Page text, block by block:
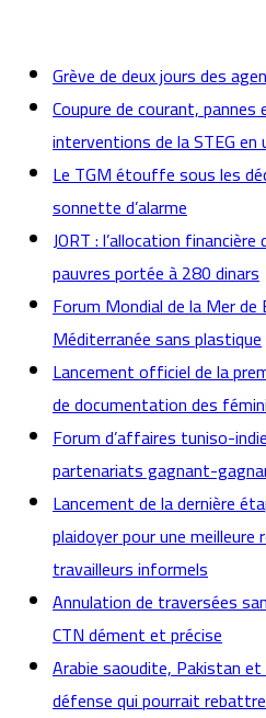
Grève de deux jours des
Coupure de courant,
interventions de la STEG en
Le TGM étouffe sous les
sonnette d’alarme
JORT : l’allocation
pauvres portée à 280 dinars
Forum Mondial de la Mer
Méditerranée sans plastique
Lancement officiel de la
de documentation des
Forum d’affaires tuniso-
partenariats gagnant-
Lancement de la dernière
plaidoyer pour une
travailleurs informels
Annulation de traversées
CTN dément et précise
Arabie saoudite, Pakistan
défense qui pourrait